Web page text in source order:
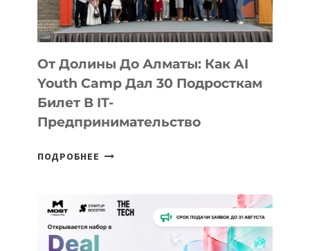
От Долины До Алматы: Как AI
Youth Camp Дал 30 Подросткам
Билет В IT-
Предпринимательство
ПОДРОБНЕЕ ОТ
АЛМАТЫ:
AI